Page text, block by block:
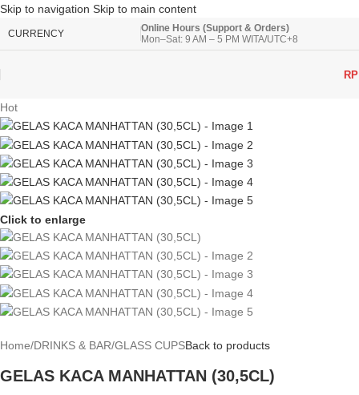
Skip to navigation Skip to main content
CURRENCY
Online Hours (Support & Orders)
Mon–Sat: 9 AM – 5 PM WITA/UTC+8
RP
Hot
Click to enlarge
Home/DRINKS & BAR/GLASS CUPSBack to products
GELAS KACA MANHATTAN (30,5CL)